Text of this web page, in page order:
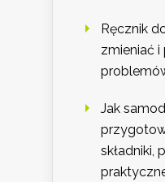
Ręcznik
zmieniać i
Jak
składniki,